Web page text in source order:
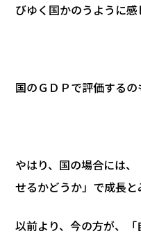
びゆく国かのうように感
国のＧＤＰで評価するの
やはり、国の場合には
せるかどうか」で成長と
以前より、今の方が、